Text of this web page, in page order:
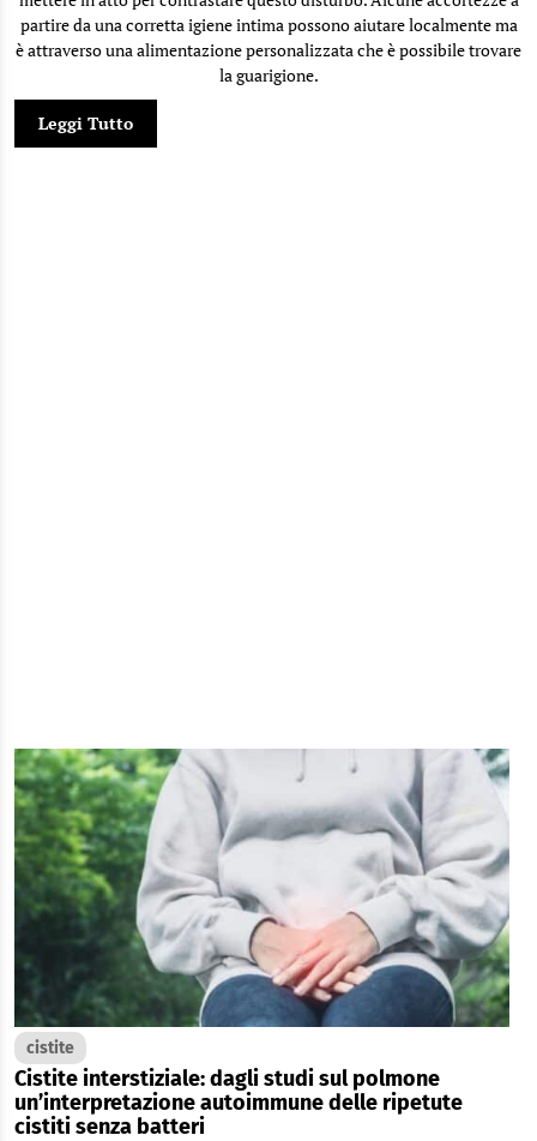
partire da una corretta igiene intima possono aiutare localmente ma
è attraverso una alimentazione personalizzata che è possibile trovare
la guarigione.
Leggi Tutto
cistite
Cistite interstiziale: dagli studi sul polmone
un’interpretazione autoimmune delle ripetute
cistiti senza batteri